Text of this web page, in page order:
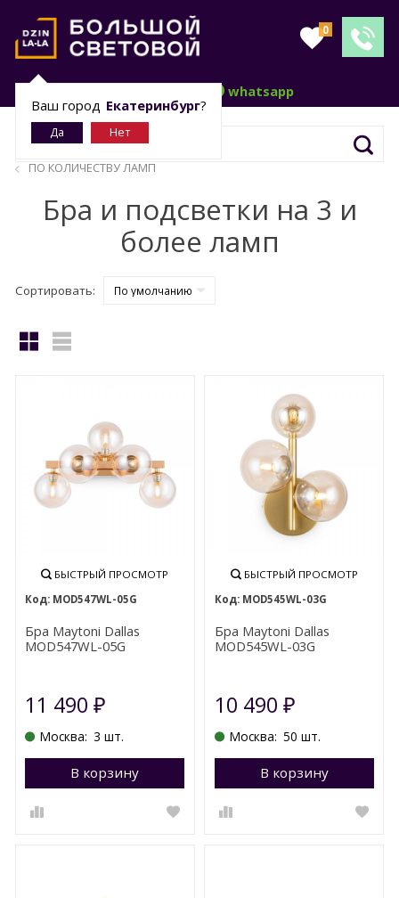
0
Ваш город Екатеринбург?
whatsapp
ПО КОЛИЧЕСТВУ ЛАМП
Бра и подсветки на 3 и
более ламп
Сортировать:
БЫСТРЫЙ ПРОСМОТР
MOD547WL-05G
Бра Maytoni Dallas
MOD547WL-05G
11 490₽
Москва: 3 шт.
В корзину Перейти в корзину
БЫСТРЫЙ ПРОСМОТР
MOD545WL-03G
Бра Maytoni Dallas
MOD545WL-03G
10 490 ₽
Москва: 50 шт.
В корзину